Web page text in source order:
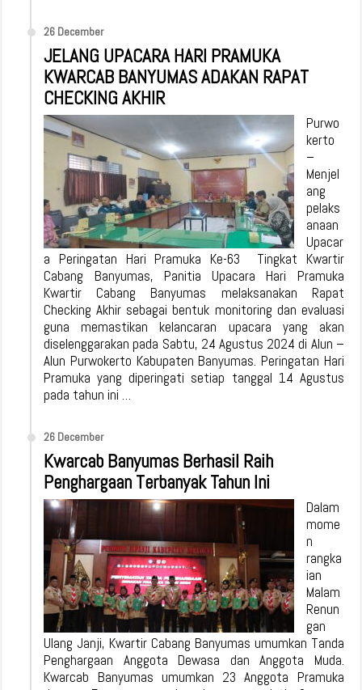
26 December
JELANG UPACARA HARI PRAMUKA
KWARCAB BANYUMAS ADAKAN RAPAT
CHECKING AKHIR
Purwo
kerto
–
Menjel
ang
pelaks
anaan
Upacar
a Peringatan Hari Pramuka Ke-63 Tingkat Kwartir
Cabang Banyumas, Panitia Upacara Hari Pramuka
Kwartir Cabang Banyumas melaksanakan Rapat
Checking Akhir sebagai bentuk monitoring dan evaluasi
guna memastikan kelancaran upacara yang akan
diselenggarakan pada Sabtu, 24 Agustus 2024 di Alun –
Alun Purwokerto Kabupaten Banyumas. Peringatan Hari
Pramuka yang diperingati setiap tanggal 14 Agustus
pada tahun ini …
26 December
Kwarcab Banyumas Berhasil Raih
Penghargaan Terbanyak Tahun Ini
Dalam
mome
n
rangka
ian
Malam
Renun
gan
Ulang Janji, Kwartir Cabang Banyumas umumkan Tanda
Penghargaan Anggota Dewasa dan Anggota Muda.
Kwarcab Banyumas umumkan 23 Anggota Pramuka